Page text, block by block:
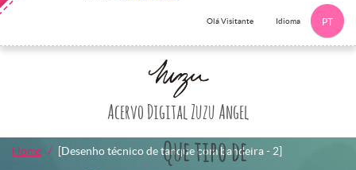
Olá Visitante Idioma PT
Acervo Digital Zuzu Angel
Que tipo de
Home [Desenho técnico de tanque com bandeira - 2]